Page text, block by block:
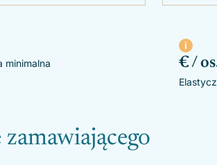
minimalna € /
zamawiającego